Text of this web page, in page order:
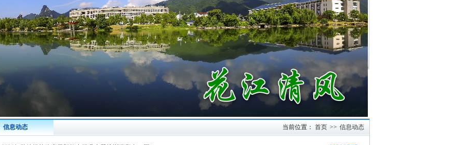
信息动态 当前位置： 首页 >> 信息动态